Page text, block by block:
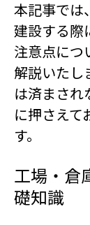
本記事では
建設する際
注意点につ
解説いたし
は済まされ
に押さえて
す。
工場・倉
礎知識